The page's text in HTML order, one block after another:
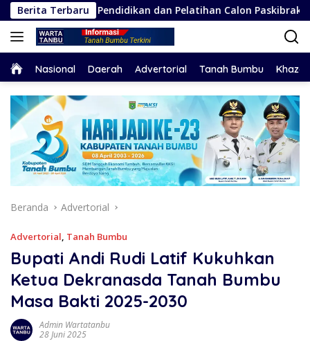
Langsung
ke
konten
Berita Terbaru
Pendidikan dan Pelatihan Calon Paskibraka 2026
HomeNasional Daerah Advertorial Tanah Bumbu
Beranda Advertorial
Advertorial, Tanah Bumbu
Bupati Andi Rudi Latif Kukuhkan
Ketua Dekranasda Tanah Bumbu
Masa Bakti 2025-2030
Admin Wartatanbu
28 Juni 2025